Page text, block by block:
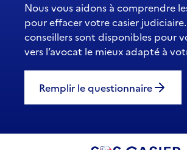
Nous vous aidons à comprendre
pour effacer votre casier
conseillers sont disponibles pour
vers l’avocat le mieux adapté à
Remplir le questionnaire